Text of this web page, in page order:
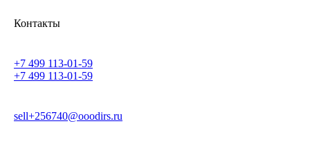
Контакты
+7 499 113-01-59
+7 499 113-01-59
sell+256740@ooodirs.ru